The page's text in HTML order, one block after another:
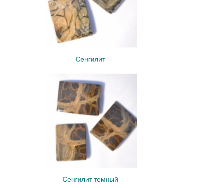
Сенгилит
Сенгилит темный